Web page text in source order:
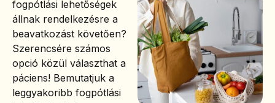
fogpótlási lehetőségek
állnak rendelkezésre a
beavatkozást követően?
Szerencsére számos
opció közül választhat a
páciens! Bemutatjuk a
leggyakoribb fogpótlási